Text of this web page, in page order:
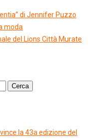
di Jennifer Puzzo
moda
del Lions Città Murate
la 43a edizione del